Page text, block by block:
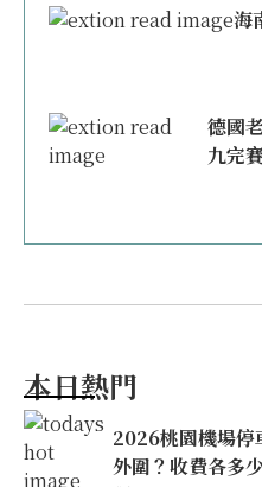
海
德國
九完
本日熱門
2026桃園機場停
外圍？收費各多